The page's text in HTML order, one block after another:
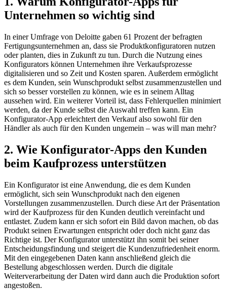
Unternehmen so wichtig sind
In einer Umfrage von Deloitte gaben 61 Prozent der befragten
Fertigungsunternehmen an, dass sie Produktkonfiguratoren nutzen
oder planten, dies in Zukunft zu tun. Durch die Nutzung eines
Konfigurators können Unternehmen ihre Verkaufsprozesse
digitalisieren und so Zeit und Kosten sparen. Außerdem ermöglicht
es dem Kunden, sein Wunschprodukt selbst zusammenzustellen und
sich so besser vorstellen zu können, wie es in seinem Alltag
aussehen wird. Ein weiterer Vorteil ist, dass Fehlerquellen minimiert
werden, da der Kunde selbst die Auswahl treffen kann. Ein
Konfigurator-App erleichtert den Verkauf also sowohl für den
Händler als auch für den Kunden ungemein – was will man mehr?
2. Wie Konfigurator-Apps den Kunden
beim Kaufprozess unterstützen
Ein Konfigurator ist eine Anwendung, die es dem Kunden
ermöglicht, sich sein Wunschprodukt nach den eigenen
Vorstellungen zusammenzustellen. Durch diese Art der Präsentation
wird der Kaufprozess für den Kunden deutlich vereinfacht und
entlastet. Zudem kann er sich sofort ein Bild davon machen, ob das
Produkt seinen Erwartungen entspricht oder doch nicht ganz das
Richtige ist. Der Konfigurator unterstützt ihn somit bei seiner
Entscheidungsfindung und steigert die Kundenzufriedenheit enorm.
Mit den eingegebenen Daten kann anschließend gleich die
Bestellung abgeschlossen werden. Durch die digitale
Weiterverarbeitung der Daten wird dann auch die Produktion sofort
angestoßen.